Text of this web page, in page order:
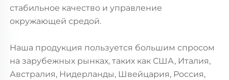
стабильное качество и управление
окружающей средой.
Наша продукция пользуется большим спросом
на зарубежных рынках, таких как США, Италия,
Австралия, Нидерланды, Швейцария, Россия,